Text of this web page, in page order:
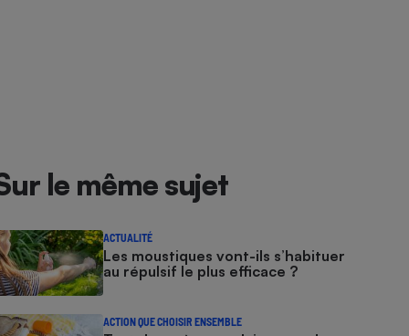
le même sujet
ACTUALITÉ
Les moustiques vont-ils s’habituer
au répulsif le plus efficace ?
ACTION QUE CHOISIR ENSEMBLE